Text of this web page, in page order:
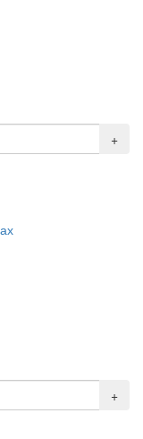
+
+